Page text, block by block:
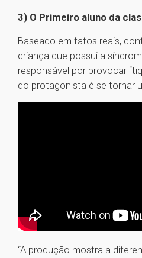
3) O Primeiro aluno da
Baseado em fatos reais,
criança que possui a
responsável por provocar
do protagonista é se tornar
“A produção mostra a